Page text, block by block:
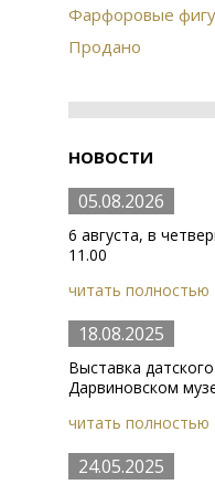
Фарфоровые
Продано
НОВОСТИ
05.08.2026
6 августа, в
11.00
читать полностью
18.08.2025
Выставка
Дарвиновском
читать полностью
24.05.2025